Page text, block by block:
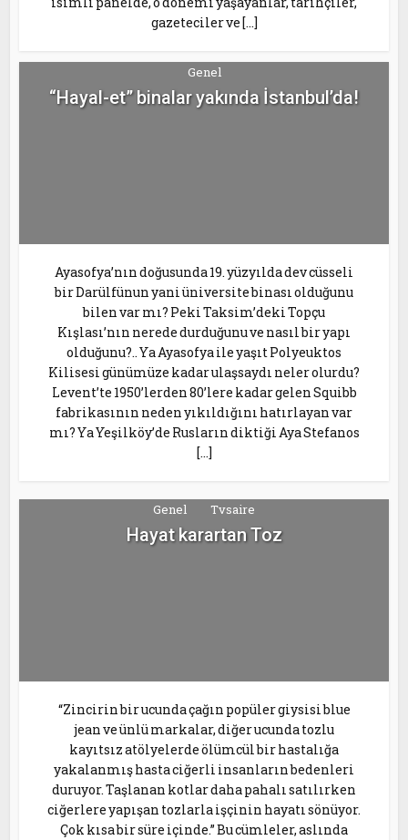
gazeteciler ve […]
Genel
“Hayal-et” binalar yakında İstanbul’da!
Ayasofya’nın doğusunda 19. yüzyılda dev cüsseli
bir Darülfünun yani üniversite binası olduğunu
bilen var mı? Peki Taksim’deki Topçu
Kışlası’nın nerede durduğunu ve nasıl bir yapı
olduğunu?.. Ya Ayasofya ile yaşıt Polyeuktos
Kilisesi günümüze kadar ulaşsaydı neler olurdu?
Levent’te 1950’lerden 80’lere kadar gelen Squibb
fabrikasının neden yıkıldığını hatırlayan var
mı? Ya Yeşilköy’de Rusların diktiği Aya Stefanos
[…]
Genel Tvsaire
Hayat karartan Toz
“Zincirin bir ucunda çağın popüler giysisi blue
jean ve ünlü markalar, diğer ucunda tozlu
kayıtsız atölyelerde ölümcül bir hastalığa
yakalanmış hasta ciğerli insanların bedenleri
duruyor. Taşlanan kotlar daha pahalı satılırken
ciğerlere yapışan tozlarla işçinin hayatı sönüyor.
Çok kısa bir süre içinde.” Bu cümleler, aslında